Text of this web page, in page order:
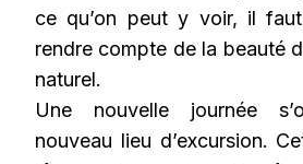
ce qu’on peut y voir, il
rendre compte de la beauté
naturel.
Une nouvelle journée
nouveau lieu d’excursion.